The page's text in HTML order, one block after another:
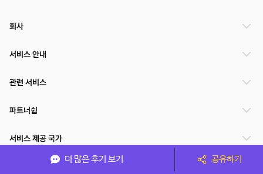
더 많은 후기 보기 공유하기
회사
서비스 안내
관련 서비스
파트너쉽
서비스 제공 국가